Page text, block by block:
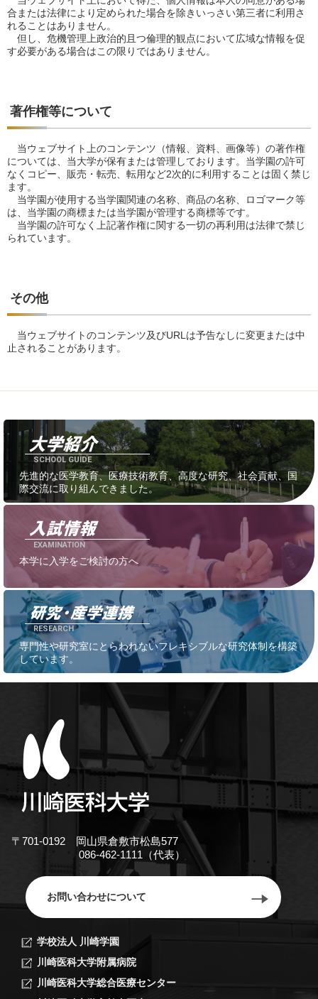
合または法律により定められた場合を除きいっさい第三者に利用さ
れることはありません。
但し、危機管理上政治的且つ倫理的観点において広域な情報を促
す必要がある場合はこの限りではありません。
著作権等について
当ウェブサイト上のコンテンツ（情報、資料、画像等）の著作権
については、当大学が保有または管理しております。当学園の許可
なくコピー、販売・転売、転用など2次的に利用することは固く禁じ
ます。
当学園が使用する当学園関連の名称、商品の名称、ロゴマーク等
は、当学園の商標または当学園が管理する商標等です。
当学園の許可なく上記著作権に関する一切の再利用は法律で禁じ
られています。
その他
当ウェブサイトのコンテンツ及びURLは予告なしに変更または中
止されることがあります。
SCHOOL GUIDE
先進的な医学教育、医療技術教育、高度な研究、社会貢献、国
際交流に取り組んできました。
EXAMINATION
本学に入学をご検討の方へ
RESEARCH
専門性や研究室にとらわれないフレキシブルな研究体制を構築
しています。
〒701-0192 岡山県倉敷市松島577
086-462-1111（代表）
お問い合わせについて
学校法人 川崎学園
川崎医科大学附属病院
川崎医科大学総合医療センター